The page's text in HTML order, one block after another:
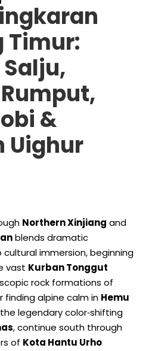
Timur:
&
Uighur
Northern Xinjiang and
blends dramatic
immersion,beginning
vast Kurban Tonggut
rock formations of
finding alpine calm in Hemu
legendary color‑shifting
,continue south through
of Kota Hantu Urho